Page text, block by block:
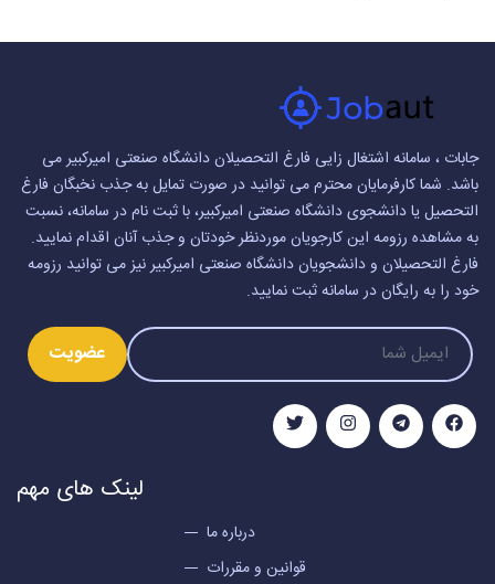
جابات ، سامانه اشتغال زایی فارغ التحصیلان دانشگاه صنعتی امیرکبیر می
باشد. شما کارفرمایان محترم می توانید در صورت تمایل به جذب نخبگان فارغ
التحصیل یا دانشجوی دانشگاه صنعتی امیرکبیر، با ثبت نام در سامانه، نسبت
به مشاهده رزومه این کارجویان موردنظر خودتان و جذب آنان اقدام نمایید.
فارغ التحصیلان و دانشجویان دانشگاه صنعتی امیرکبیر نیز می توانید رزومه
خود را به رایگان در سامانه ثبت نمایید.
عضویت
لینک های مهم
درباره ما
قوانین و مقررات